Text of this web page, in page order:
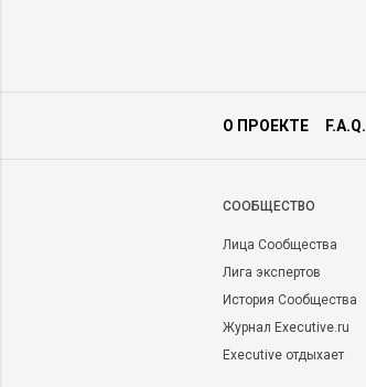
О ПРОЕКТЕ F.A.Q.
CООБЩЕСТВО
Лица Сообщества
Лига экспертов
История Сообщества
Журнал Executive.ru
Executive отдыхает